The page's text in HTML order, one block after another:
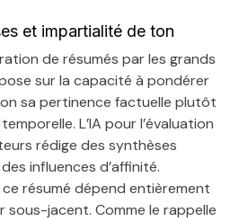
et impartialité de ton
de résumés par les grands
sur la capacité à pondérer
sa pertinence factuelle plutôt
L’IA pour l’évaluation
rédige des synthèses
influences d’affinité.
résumé dépend entièrement
sous-jacent. Comme le rappelle